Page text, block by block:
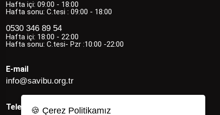
Hafta içi: 09:00 - 18:00
Hafta sonu: C.tesi : 09:00 - 18:00
0530 346 89 54
Hafta içi: 18:00 - 22:00
Hafta sonu: C.tesi- Pzr :10:00 -22:00
E-mail
info@savibu.org.tr
Telefon🍪 Çerez Politikamız